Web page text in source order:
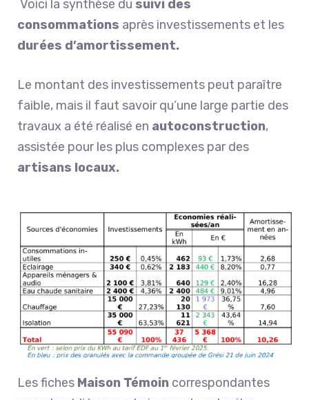
Voici la synthèse du suivi des
consommations après investissements et les
durées d’amortissement.
Le montant des investissements peut paraître
faible, mais il faut savoir qu’une large partie des
travaux a été réalisé en autoconstruction,
assistée pour les plus complexes par des
artisans locaux.
Les fiches Maison Témoin correspondantes